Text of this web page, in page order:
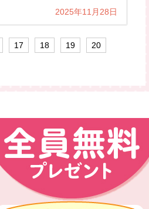
2025年11月28日
17 18 19
20